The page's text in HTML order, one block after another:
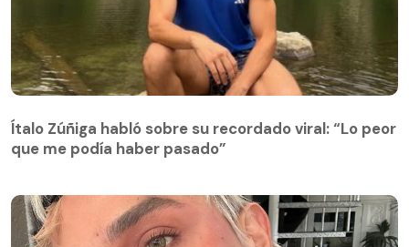
Ítalo Zúñiga habló sobre su recordado viral: “Lo peor
que me podía haber pasado”